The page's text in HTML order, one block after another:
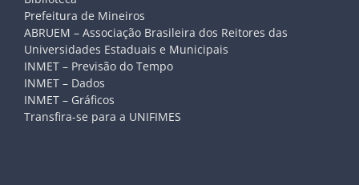
Prefeitura de Mineiros
ABRUEM – Associação Brasileira dos Reitores das
Universidades Estaduais e Municipais
INMET – Previsão do Tempo
INMET – Dados
INMET – Gráficos
Transfira-se para a UNIFIMES